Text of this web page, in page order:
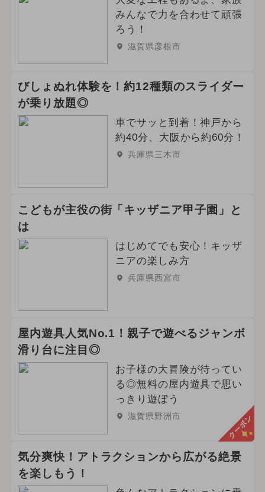
みんなで力を合わせて頑張
ろう！
滋賀県彦根市
びしょぬれ体験を！約12種類のスライダー
が乗り放題◎
車でサッと到着！神戸から
約40分、大阪から約60分！
兵庫県三木市
こどもが主役の街「キッザニア甲子園」と
は
はじめてでも安心！キッザ
ニアの楽しみ方
兵庫県西宮市
屋内遊具人気No.1！親子で遊べるジャンボ
滑り台に注目◎
お子様の大冒険が待ってい
る◎無料の屋内遊具で思い
っきり遊ぼう
滋賀県野洲市 クーポン
気分爽快！アトラクションから広がる絶景
を楽しもう！